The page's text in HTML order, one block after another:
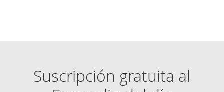
Suscripción gratuita al